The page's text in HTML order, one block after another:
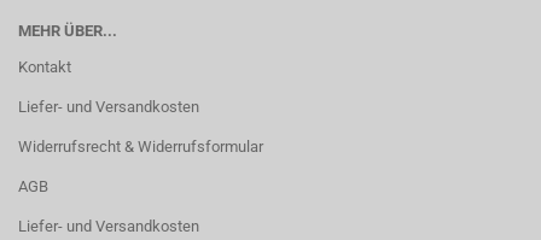
MEHR ÜBER...
Kontakt
Liefer- und Versandkosten
Widerrufsrecht & Widerrufsformular
AGB
Liefer- und Versandkosten